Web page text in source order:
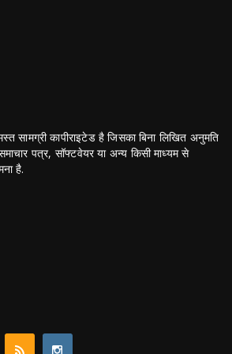
सामग्री कापीराइटेड है जिसका बिना लिखित अनुमति
पत्र, सॉफ्टवेयर या अन्य किसी माध्यम से
है.